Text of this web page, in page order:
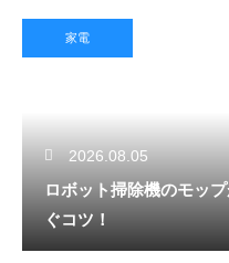
家電
2026.08.05
ロボット掃除機のモッ
ぐコツ！